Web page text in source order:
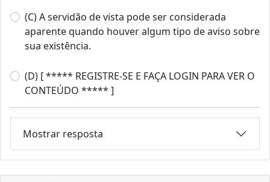
(C) A servidão de vista pode ser considerada
aparente quando houver algum tipo de aviso sobre
sua existência.
(D) [ ***** REGISTRE-SE E FAÇA LOGIN PARA VER O
CONTEÚDO ***** ]
Mostrar resposta